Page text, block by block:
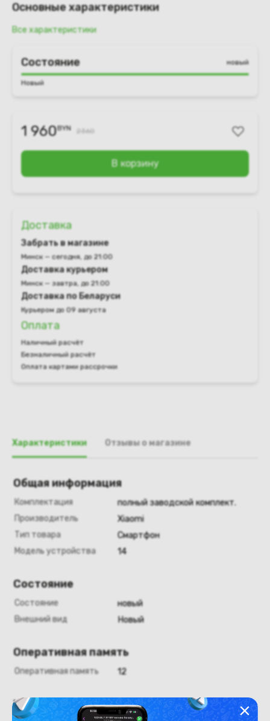
Основные характеристики
Все характеристики
Состояние новый
Новый
1 960BYN 2360
В корзину
Доставка
Забрать в магазине
Минск — сегодня, до 21:00
Доставка курьером
Минск — завтра, до 21:00
Доставка по Беларуси
Курьером до 09 августа
Оплата
Наличный расчёт
Безналичный расчёт
Оплата картами рассрочки
Характеристики Отзывы о магазине
Общая информация
Комплектация
полный заводской комплект.
Производитель
Xiaomi
Тип товара
Смартфон
Модель устройства
14
Состояние
Состояние
новый
Внешний вид
Новый
Оперативная память
Оперативная память 12
Хранение данных